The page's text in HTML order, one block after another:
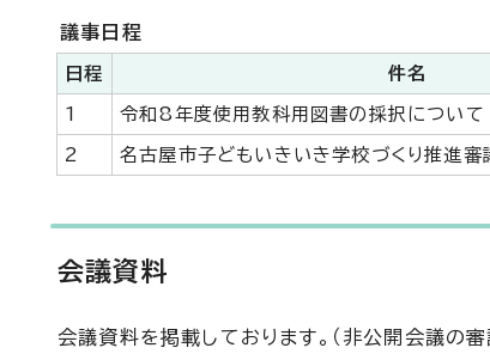
議事日程
日程 件名
1 令和8年度使用教科用図書の採択について
2 名古屋市子どもいきいき学校づくり推進
会議資料
会議資料を掲載しております。（非公開会議